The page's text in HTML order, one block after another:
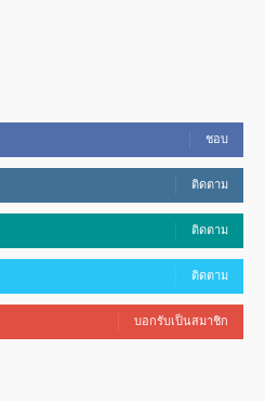
ชอบ
ติดตาม
ติดตาม
ติดตาม
บอกรับเป็นสมาชิก